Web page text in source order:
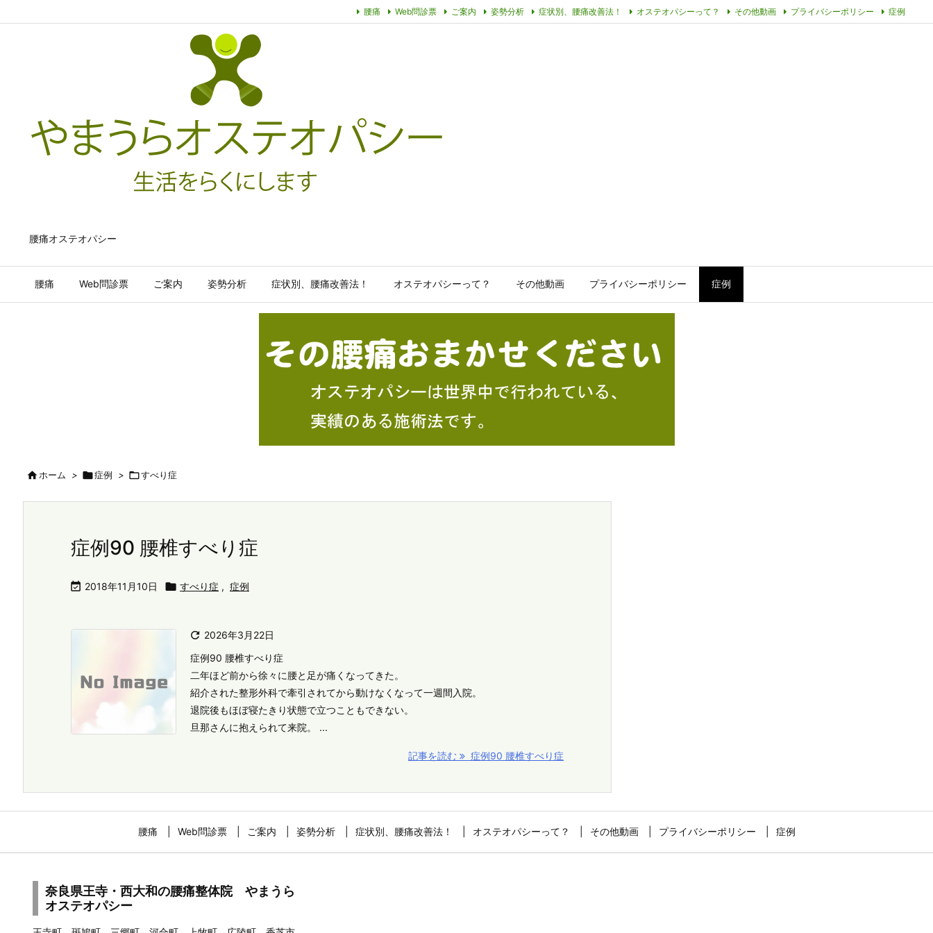
腰痛オステオパシー
腰痛 Web問診票 ご案内 姿勢分析 症状別、腰痛改善法！ オステオパシーって？ その他動画 プライバシーポリシー 症例
腰痛 Web問診票 ご案内 姿勢分析 症状別、腰痛改善法！ オステオパシーって？ その他動画 プライバシーポリシー 症例
ホーム > 症例 > すべり症
症例90 腰椎すべり症
 2018年11月10日  すべり症 , 症例
 2026年3月22日
症例90 腰椎すべり症
二年ほど前から徐々に腰と足が痛くなってきた。
紹介された整形外科で牽引されてから動けなくなって一週間入院。
退院後もほぼ寝たきり状態で立つこともできない。
旦那さんに抱えられて来院。 ...
記事を読む 症例90 腰椎すべり症
腰痛 Web問診票 ご案内 姿勢分析 症状別、腰痛改善法！ オステオパシーって？ その他動画 プライバシーポリシー 症例
奈良県王寺・西大和の腰痛整体院 やまうら
オステオパシー